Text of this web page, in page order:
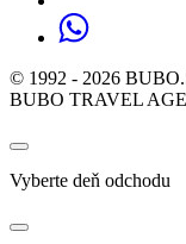
© 1992 - 2026
BUBO TRAVEL
Vyberte deň odchodu